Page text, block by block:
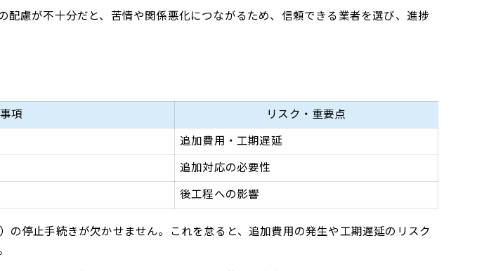
慮が不十分だと、苦情や関係悪化につながるため、信頼できる業者を選び、進捗
項
リスク・重要点
追加費用・工期遅延
追加対応の必要性
後工程への影響
停止手続きが欠かせません。これを怠ると、追加費用の発生や工期遅延のリスク